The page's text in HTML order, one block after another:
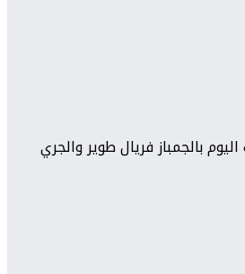
بالجمباز فريال طوير والجري